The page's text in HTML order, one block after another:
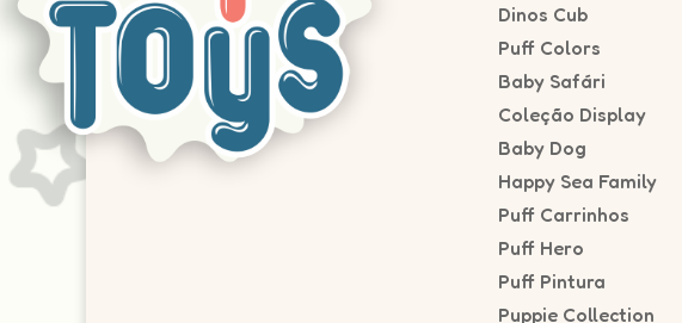
Dinos Cub
Puff Colors
Baby Safári
Coleção Display
Baby Dog
Happy Sea Family
Puff Carrinhos
Puff Hero
Puff Pintura
Puppie Collection